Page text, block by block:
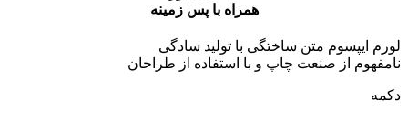
همراه با پس زمینه
لورم ایپسوم متن ساختگی با تولید سادگی
نامفهوم از صنعت چاپ و با استفاده از طراحان
دکمه